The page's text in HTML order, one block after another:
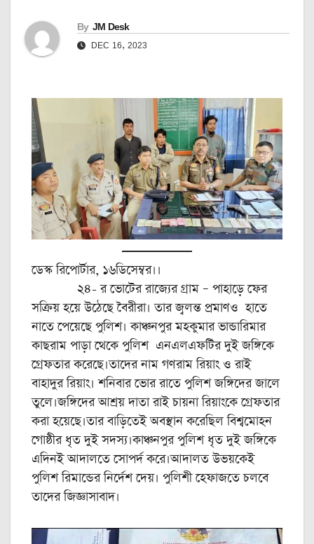
By JM Desk
DEC 16, 2023
ডেস্ক রিপোর্টার, ১৬ডিসেম্বর।।
২৪- র ভোটের রাজ্যের গ্রাম – পাহাড়ে ফের
সক্রিয় হয়ে উঠেছে বৈরীরা। তার জ্বলন্ত প্রমাণও হাতে
নাতে পেয়েছে পুলিশ। কাঞ্চনপুর মহকুমার ভান্ডারিমার
কাছরাম পাড়া থেকে পুলিশ এনএলএফটির দুই জঙ্গিকে
গ্রেফতার করেছে।তাদের নাম গণরাম রিয়াং ও রাই
বাহাদুর রিয়াং। শনিবার ভোর রাতে পুলিশ জঙ্গিদের জালে
তুলে।জঙ্গিদের আশ্রয় দাতা রাই চায়না রিয়াংকে গ্রেফতার
করা হয়েছে।তার বাড়িতেই অবস্থান করেছিল বিশ্বমোহন
গোষ্ঠীর ধৃত দুই সদস্য।কাঞ্চনপুর পুলিশ ধৃত দুই জঙ্গিকে
এদিনই আদালতে সোপর্দ করে।আদালত উভয়কেই
পুলিশ রিমান্ডের নির্দেশ দেয়। পুলিশী হেফাজতে চলবে
তাদের জিজ্ঞাসাবাদ।